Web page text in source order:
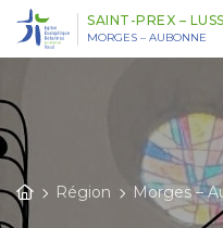
SAINT-PREX –
MORGES – AUBONNE
Région Morges –
Panneau de gestion des